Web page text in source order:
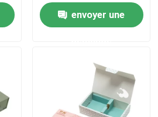
la bougie
envoyer une